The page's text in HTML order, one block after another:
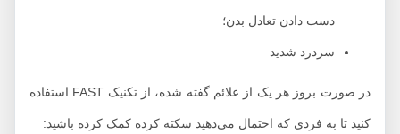
دست دادن تعادل بدن؛
سردرد شدید
در صورت بروز هر یک از علائم گفته شده، از تکنیک FAST استفاده
کنید تا به فردی که احتمال می‌دهید سکته کرده کمک کرده باشید: